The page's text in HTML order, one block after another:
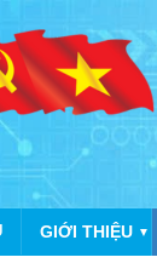
GIỚI THIỆU ▼